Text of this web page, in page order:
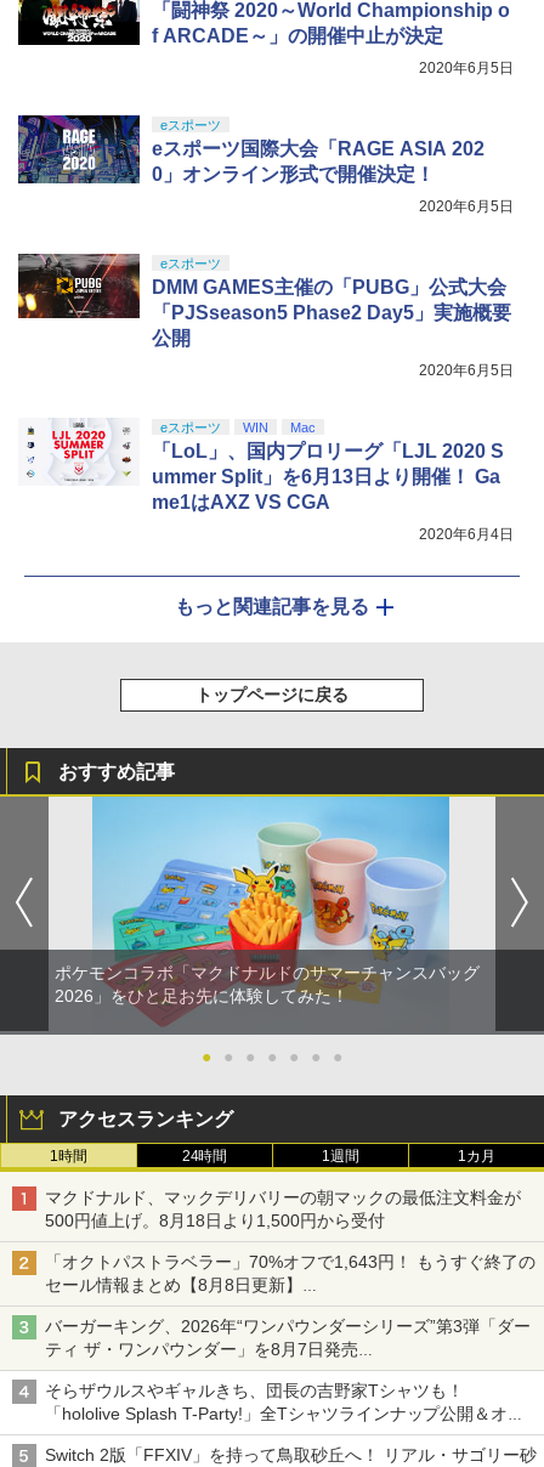
「闘神祭 2020～World Championship o
f ARCADE～」の開催中止が決定
2020年6月5日
eスポーツ
eスポーツ国際大会「RAGE ASIA 202
0」オンライン形式で開催決定！
2020年6月5日
eスポーツ
DMM GAMES主催の「PUBG」公式大会
「PJSseason5 Phase2 Day5」実施概要
公開
2020年6月5日
eスポーツ WIN Mac
「LoL」、国内プロリーグ「LJL 2020 S
ummer Split」を6月13日より開催！ Ga
me1はAXZ VS CGA
2020年6月4日
もっと関連記事を見る
トップページに戻る
おすすめ記事
ポケモンコラボ「マクドナルドのサマーチャンスバッグ
2026」をひと足お先に体験してみた！
● ● ● ● ● ● ●
アクセスランキング
1時間 24時間 1週間 1カ月
マクドナルド、マックデリバリーの朝マックの最低注文料金が
500円値上げ。8月18日より1,500円から受付
「オクトパストラベラー」70%オフで1,643円！ もうすぐ終了の
セール情報まとめ【8月8日更新】
ニンテンドーeショップでは「大神 絶景版」が67%オフで990円
バーガーキング、2026年“ワンパウンダーシリーズ”第3弾「ダー
ティ ザ・ワンパウンダー」を8月7日発売
「特製ガーリックマヨソース」を使用した超大型チーズバーガー
そらザウルスやギャルきち、団長の吉野家Tシャツも！
「hololive Splash T-Party!」全Tシャツラインナップ公開＆オン
ライン販売開始
Switch 2版「FFXIV」を持って鳥取砂丘へ！ リアル・サゴリー砂